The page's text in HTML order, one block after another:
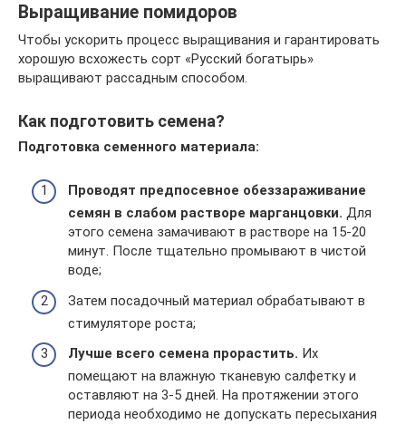
Выращивание помидоров
Чтобы ускорить процесс выращивания и гарантировать
хорошую всхожесть сорт «Русский богатырь»
выращивают рассадным способом.
Как подготовить семена?
Подготовка семенного материала:
Проводят предпосевное обеззараживание
семян в слабом растворе марганцовки. Для
этого семена замачивают в растворе на 15-20
минут. После тщательно промывают в чистой
воде;
Затем посадочный материал обрабатывают в
стимуляторе роста;
Лучше всего семена прорастить. Их
помещают на влажную тканевую салфетку и
оставляют на 3-5 дней. На протяжении этого
периода необходимо не допускать пересыхания